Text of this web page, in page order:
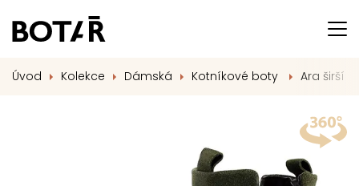
Úvod Kolekce Dámská Kotníkové boty Ara širší